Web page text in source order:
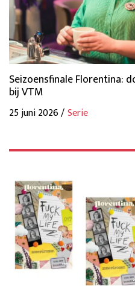
Seizoensfinale Florentina:
bij VTM
25 juni 2026 /Serie